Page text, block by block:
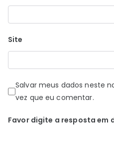
Site
Salvar meus dados neste
vez que eu comentar.
Favor digite a resposta em